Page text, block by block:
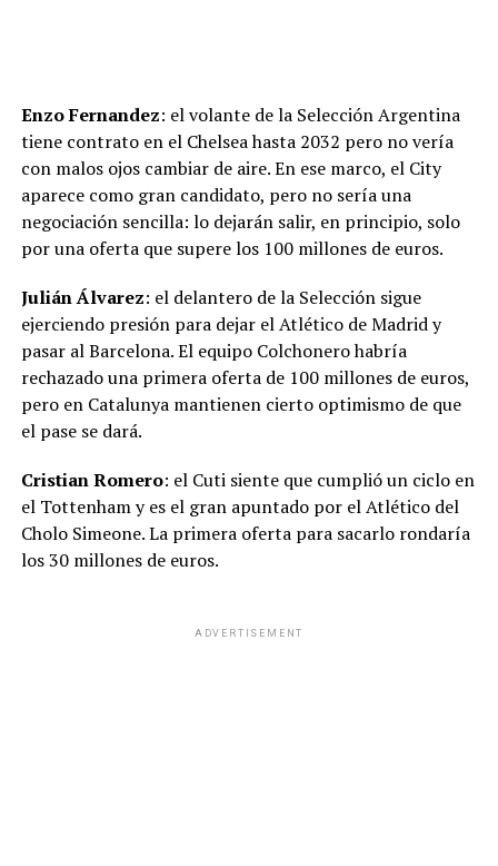
Enzo Fernandez: el volante de la Selección Argentina
tiene contrato en el Chelsea hasta 2032 pero no vería
con malos ojos cambiar de aire. En ese marco, el City
aparece como gran candidato, pero no sería una
negociación sencilla: lo dejarán salir, en principio, solo
por una oferta que supere los 100 millones de euros.
Julián Álvarez: el delantero de la Selección sigue
ejerciendo presión para dejar el Atlético de Madrid y
pasar al Barcelona. El equipo Colchonero habría
rechazado una primera oferta de 100 millones de euros,
pero en Catalunya mantienen cierto optimismo de que
el pase se dará.
Cristian Romero: el Cuti siente que cumplió un ciclo en
el Tottenham y es el gran apuntado por el Atlético del
Cholo Simeone. La primera oferta para sacarlo rondaría
los 30 millones de euros.
ADVERTISEMENT